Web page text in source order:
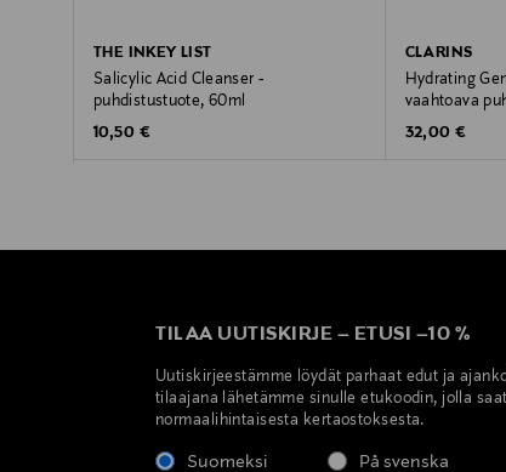
THE INKEY LIST
Salicylic Acid Cleanser -
puhdistustuote, 60ml
Original Price
10,50 €
CLARINS
Hydrating
vaahtoava
Original Price
32,00 €
TILAA UUTISKIRJE – ETUSI –10 %
Uutiskirjeestämme löydät parhaat edut ja
tilaajana lähetämme sinulle etukoodin, jolla
normaalihintaisesta kertaostoksesta.
Suomeksi På svenska